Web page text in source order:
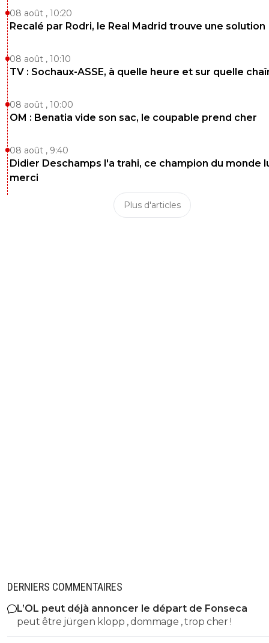
08 août , 10:20
Recalé par Rodri, le Real Madrid trouve une solution
08 août , 10:10
TV : Sochaux-ASSE, à quelle heure et sur quelle
08 août , 10:00
OM : Benatia vide son sac, le coupable prend cher
08 août , 9:40
Didier Deschamps l'a trahi, ce champion du monde
merci
Plus d'articles
DERNIERS COMMENTAIRES
L’OL peut déjà annoncer le départ de Fonseca
peut être jürgen klopp , dommage , trop cher !